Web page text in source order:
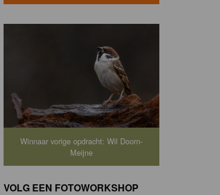
Winnaar vorige opdracht: Wil Doorn-
Meijne
VOLG EEN FOTOWORKSHOP